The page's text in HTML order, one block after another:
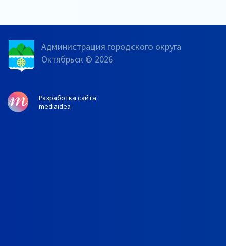
Администрация городского округа
Октябрьск © 2026
Разработка сайта
mediaidea